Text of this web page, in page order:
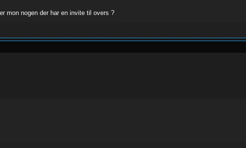
mon nogen der har en invite til overs ?